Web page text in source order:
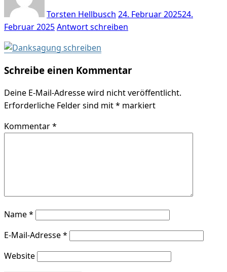
Torsten Hellbusch 24. Februar 202524.
Februar 2025Antwort schreiben
Schreibe einen Kommentar
Deine E-Mail-Adresse wird nicht veröffentlicht.
Erforderliche Felder sind mit* markiert
Kommentar*
Name*
E-Mail-Adresse*
Website